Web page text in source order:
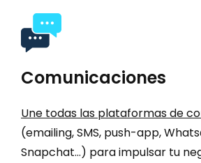
Comunicaciones
Une todas las plataformas de
(emailing, SMS, push-app,
Snapchat…) para impulsar tu